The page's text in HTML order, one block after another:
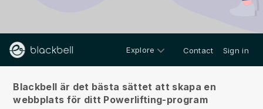
Explore Contact Sign in
Blackbell är det bästa sättet att skapa en
webbplats för ditt Powerlifting-program